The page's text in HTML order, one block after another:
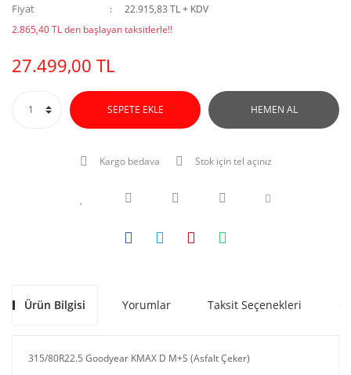
Fiyat
22.915,83 TL + KDV
2.865,40 TL den başlayan taksitlerle!!
27.499,00 TL
SEPETE EKLE HEMEN AL
Kargo bedava Stok için tel açınız
Ürün Bilgisi Yorumlar Taksit Seçenekleri
315/80R22.5 Goodyear KMAX D M+S (Asfalt Çeker)